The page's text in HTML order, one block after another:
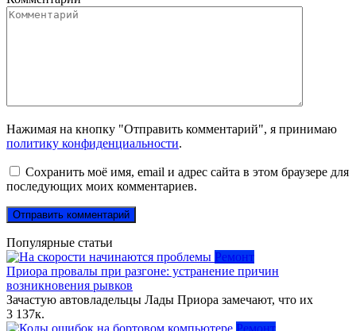
Нажимая на кнопку "Отправить комментарий", я принимаю
политику конфиденциальности.
Сохранить моё имя, email и адрес сайта в этом браузере для
последующих моих комментариев.
Популярные статьи
Ремонт
Приора провалы при разгоне: устранение причин
возникновения рывков
Зачастую автовладельцы Лады Приора замечают, что их
3 137к.
Ремонт